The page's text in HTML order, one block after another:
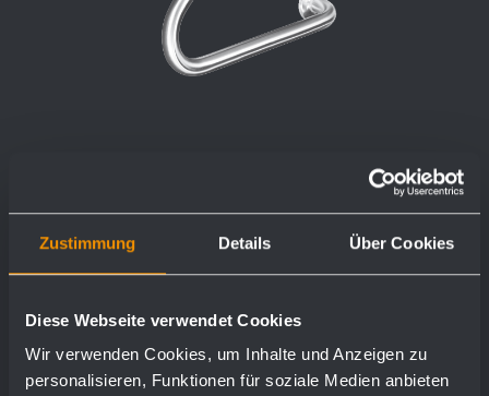
Zustimmung Details Über Cookies
Diese Webseite verwendet Cookies
Wir verwenden Cookies, um Inhalte und Anzeigen zu
personalisieren, Funktionen für soziale Medien anbieten
Maniglione angolare a 45° BF630
500 x 270 mm